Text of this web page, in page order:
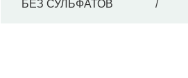
БЕЗ СУЛЬФАТОВ /